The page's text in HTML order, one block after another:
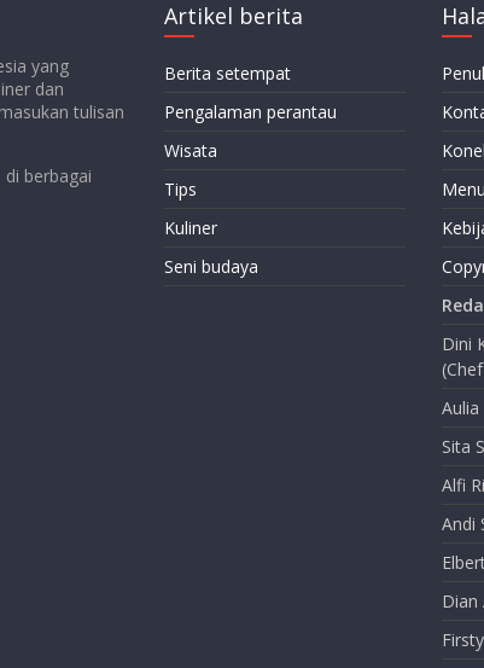
yang
dan
tulisan
berbagai
Artikel berita
Berita setempat
Pengalaman perantau
Wisata
Tips
Kuliner
Seni budaya
Dini
Aulia
Sita
Alfi
Andi
Dian